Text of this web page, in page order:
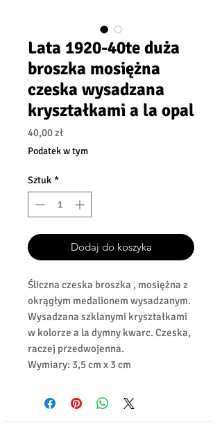
Lata 1920-40te duża
broszka mosiężna
czeska wysadzana
kryształkami a la opal
40,00 złCena
Podatek w tym
Sztuk *
Dodaj do koszyka
Śliczna czeska broszka , mosiężna z
okrągłym medalionem wysadzanym.
Wysadzana szklanymi kryształkami
w kolorze a la dymny kwarc. Czeska,
raczej przedwojenna.
Wymiary: 3,5 cm x 3 cm